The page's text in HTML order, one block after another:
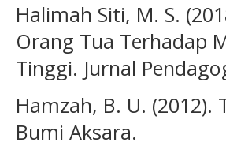
Halimah Siti, M. S.
Orang Tua Terhadap
Tinggi. Jurnal
Hamzah, B. U.
Bumi Aksara.